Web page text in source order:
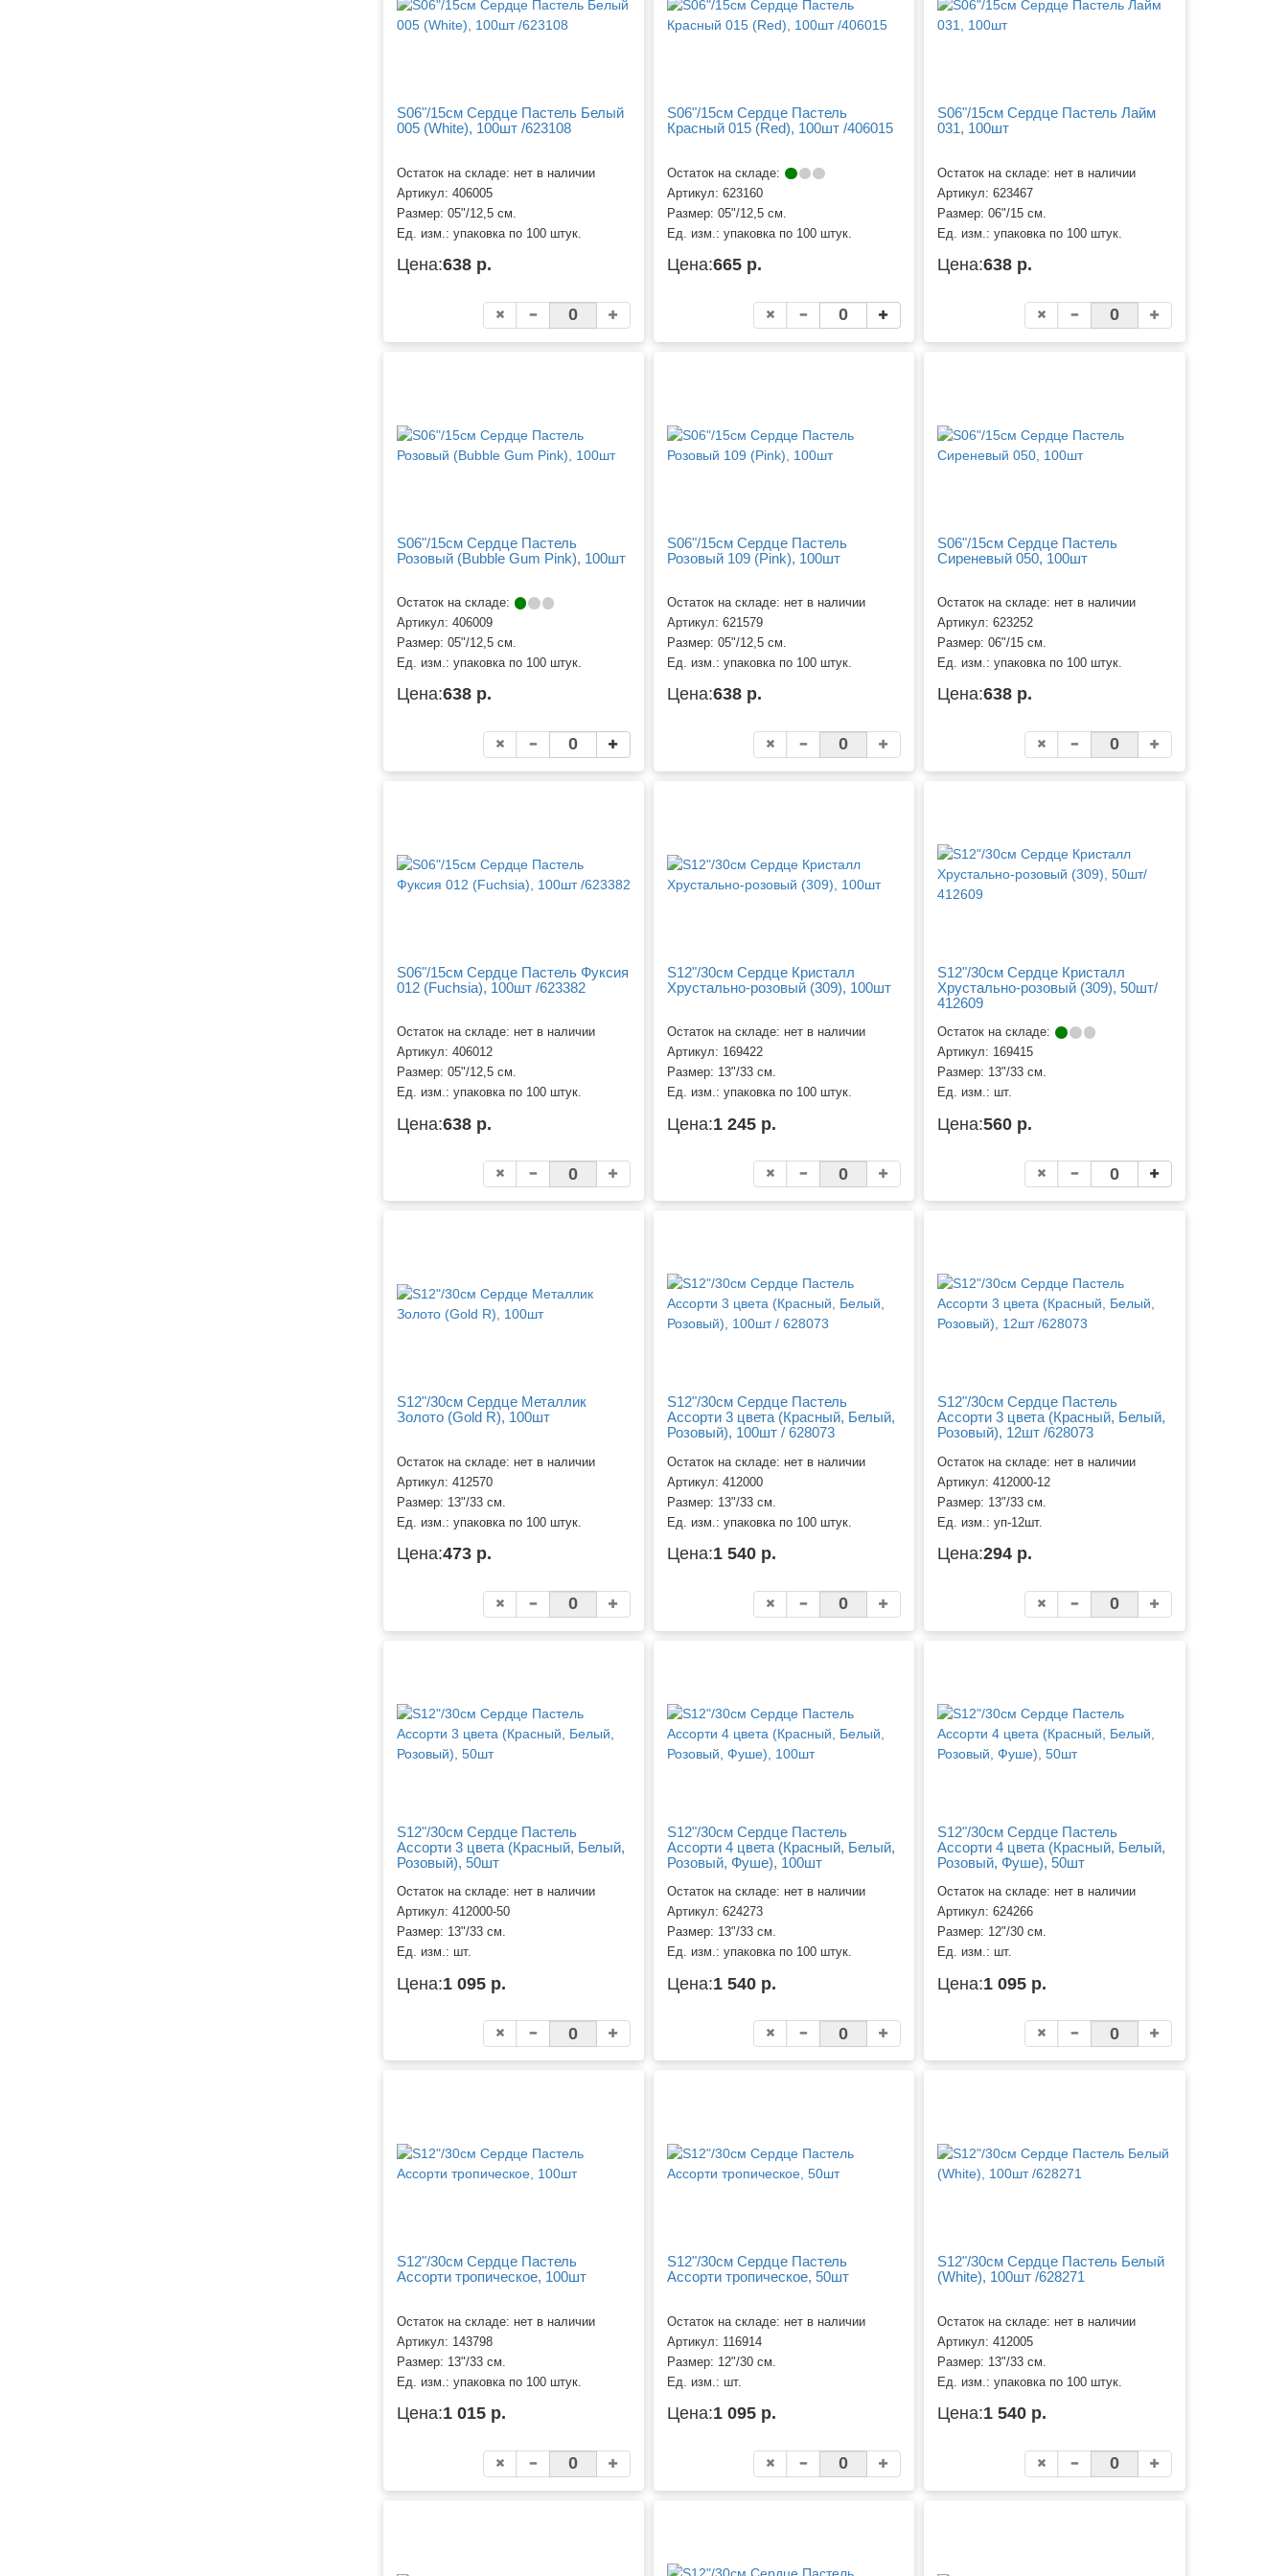
S06"/15см Сердце Пастель Белый
005 (White), 100шт /623108
Остаток на складе: нет в наличии
Артикул: 406005
Размер: 05"/12,5 см.
Ед. изм.: упаковка по 100 штук.
Цена:638 р.
S06"/15см Сердце Пастель
Красный 015 (Red), 100шт /406015
Остаток на складе:
Артикул: 623160
Размер: 05"/12,5 см.
Ед. изм.: упаковка по 100 штук.
Цена:665 р.
S06"/15см Сердце Пастель Лайм
031, 100шт
Остаток на складе: нет в наличии
Артикул:623467
Размер:06"/15 см.
Ед. изм.:упаковка по 100 штук.
Цена:638 р.
S06"/15см Сердце Пастель
Розовый (Bubble Gum Pink), 100шт
Остаток на складе:
Артикул: 406009
Размер: 05"/12,5 см.
Ед. изм.: упаковка по 100 штук.
Цена:638 р.
S06"/15см Сердце Пастель
Розовый 109 (Pink), 100шт
Остаток на складе: нет в наличии
Артикул: 621579
Размер: 05"/12,5 см.
Ед. изм.: упаковка по 100 штук.
Цена:638 р.
S06"/15см Сердце Пастель
Сиреневый 050, 100шт
Остаток на складе: нет в наличии
Артикул:623252
Размер:06"/15 см.
Ед. изм.:упаковка по 100 штук.
Цена:638 р.
S06"/15см Сердце Пастель Фуксия
012 (Fuchsia), 100шт /623382
Остаток на складе: нет в наличии
Артикул: 406012
Размер: 05"/12,5 см.
Ед. изм.: упаковка по 100 штук.
Цена:638 р.
S12"/30см Сердце Кристалл
Хрустально-розовый (309), 100шт
Остаток на складе: нет в наличии
Артикул: 169422
Размер: 13"/33 см.
Ед. изм.: упаковка по 100 штук.
Цена:1 245 р.
S12"/30см Сердце Кристалл
Хрустально-розовый (309), 50шт/
412609
Остаток на складе:
Артикул: 169415
Размер: 13"/33 см.
Ед. изм.: шт.
Цена:560 р.
S12"/30см Сердце Металлик
Золото (Gold R), 100шт
Остаток на складе: нет в наличии
Артикул: 412570
Размер: 13"/33 см.
Ед. изм.: упаковка по 100 штук.
Цена:473 р.
S12"/30см Сердце Пастель
Ассорти 3 цвета (Красный, Белый,
Розовый), 100шт / 628073
Остаток на складе: нет в наличии
Артикул: 412000
Размер: 13"/33 см.
Ед. изм.: упаковка по 100 штук.
Цена:1 540 р.
S12"/30см Сердце Пастель
Ассорти 3 цвета (Красный, Белый,
Розовый), 12шт /628073
Остаток на складе: нет в наличии
Артикул:412000-12
Размер: 13"/33 см.
Ед. изм.:уп-12шт.
Цена:294 р.
S12"/30см Сердце Пастель
Ассорти 3 цвета (Красный, Белый,
Розовый), 50шт
Остаток на складе: нет в наличии
Артикул: 412000-50
Размер: 13"/33 см.
Ед. изм.: шт.
Цена:1 095 р.
S12"/30см Сердце Пастель
Ассорти 4 цвета (Красный, Белый,
Розовый, Фуше), 100шт
Остаток на складе: нет в наличии
Артикул: 624273
Размер: 13"/33 см.
Ед. изм.: упаковка по 100 штук.
Цена:1 540 р.
S12"/30см Сердце Пастель
Ассорти 4 цвета (Красный, Белый,
Розовый, Фуше), 50шт
Остаток на складе: нет в наличии
Артикул:624266
Размер: 12"/30 см.
Ед. изм.: шт.
Цена:1 095 р.
S12"/30см Сердце Пастель
Ассорти тропическое, 100шт
Остаток на складе: нет в наличии
Артикул: 143798
Размер: 13"/33 см.
Ед. изм.: упаковка по 100 штук.
Цена:1 015 р.
S12"/30см Сердце Пастель
Ассорти тропическое, 50шт
Остаток на складе: нет в наличии
Артикул: 116914
Размер: 12"/30 см.
Ед. изм.: шт.
Цена:1 095 р.
S12"/30см Сердце Пастель Белый
(White), 100шт /628271
Остаток на складе: нет в наличии
Артикул:412005
Размер: 13"/33 см.
Ед. изм.:упаковка по 100 штук.
Цена:1 540 р.